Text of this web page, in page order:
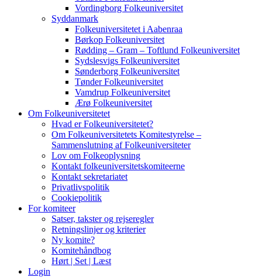
Vordingborg Folkeuniversitet
Syddanmark
Folkeuniversitetet i Aabenraa
Børkop Folkeuniversitet
Rødding – Gram – Toftlund Folkeuniversitet
Sydslesvigs Folkeuniversitet
Sønderborg Folkeuniversitet
Tønder Folkeuniversitet
Vamdrup Folkeuniversitet
Ærø Folkeuniversitet
Om Folkeuniversitetet
Hvad er Folkeuniversitetet?
Om Folkeuniversitetets Komitestyrelse –
Sammenslutning af Folkeuniversiteter
Lov om Folkeoplysning
Kontakt folkeuniversitetskomiteerne
Kontakt sekretariatet
Privatlivspolitik
Cookiepolitik
For komiteer
Satser, takster og rejseregler
Retningslinjer og kriterier
Ny komite?
Komitehåndbog
Hørt | Set | Læst
Login